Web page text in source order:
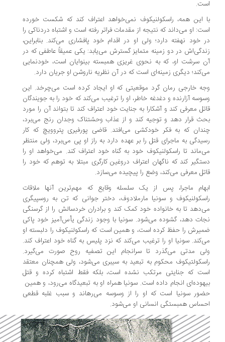
این همه، ‌راسکولنیکوف نمی‌خواهد اعتراف کند که شکست خورده
او می‌داند که نتیجه از مقدمات فراتر رفته است و اشتباه دردناکی را
خود نهفته دارد؛‌ ولی او در اقدام خود پافشاری می‌کند. بنابراین،
در دو زمینه متمایز گسترش می‌یابد: یکی عمیقاً عاطفی که در
سرشت او،‌ که به نحوی غریزی همبسته بینوایان است،‌ خودنمایی
دیگری زمینه‌ای است که در آن نظریه ناروشن او جریان دارد.
خارجی رمان گرد موقعیتی که او ایجاد کرده است می‌چرخد. این
آزارنده و دغدغه خاطر، او را ترغیب می‌کند که خود را به جویندگان
معرفی کند و آشکارا به جنایت خود اعتراف کند تا بتواند آن را مورد
قرار دهد و توجیه کند و از عذاب وحشتناک وجدان رنج می‌برد،
که به فکر خودکشی می‌افتد. قاضی پورفیری پتروویچ که کار
به ماجرای قتل را بر عهده دارد به راز او پی می‌برد،‌ ولی منتظر
تا راسکولنیکوف خود به گناه خود اعتراف کند. می‌خواهد او را
کند که ناگهان اعتراف دروغین کارگری مبتلا به توهم که خود را
معرفی می‌کند، وضع را پیچیده می‌سازد.
ماجرا،‌ پس از یک سلسله وقایع که مهم‌ترین آنها ملاقات
و سونیا مارملادوف،‌ دختر جوانی که تن به روسپیگری
تا به خانواده خود کمک کند و برادران خردسالش را از گرسنگی
دهد، ‌گشوده می‌شود. سونیا با وجود زندگی یأس‌آمیز خود پاکی
را حفظ کرده است، ‌و همین است که راسکولنیکوف را دلبسته او
سونیا او را ترغیب می‌کند که نزد پلیس به گناه خود اعتراف کند.
مدتی می‌گذرد تا سرانجام این تصفیه روح صورت می‌گیرد.
محکوم به تبعید به سیبری می‌شود،‌ ولی همچنان معتقد
که جنایتی مرتکب نشده است،‌ بلکه فقط اشتباه کرده و قتل
انجام داده ‌است. سونیا همراه او به تبعیدگاه می‌رود، ‌و همین
سونیا است که او را از وسوسه می‌رهاند و سبب غلبه قطعی
همبستگی انسانی او می‌شود.